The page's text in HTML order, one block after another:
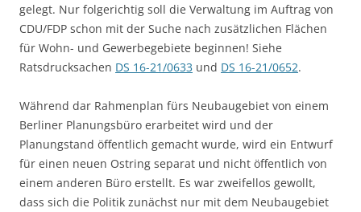
gelegt. Nur folgerichtig soll die Verwaltung im Auftrag von
CDU/FDP schon mit der Suche nach zusätzlichen Flächen
für Wohn- und Gewerbegebiete beginnen! Siehe
Ratsdrucksachen DS 16-21/0633 und DS 16-21/0652.
Während dar Rahmenplan fürs Neubaugebiet von einem
Berliner Planungsbüro erarbeitet wird und der
Planungstand öffentlich gemacht wurde, wird ein Entwurf
für einen neuen Ostring separat und nicht öffentlich von
einem anderen Büro erstellt. Es war zweifellos gewollt,
dass sich die Politik zunächst nur mit dem Neubaugebiet